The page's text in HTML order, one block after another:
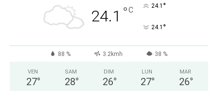
24.1 °C 24.1 °
24.1 °
88 % 3.2kmh 38 %
VEN
27°
SAM
28°
DIM
26°
LUN
27°
MAR
26°